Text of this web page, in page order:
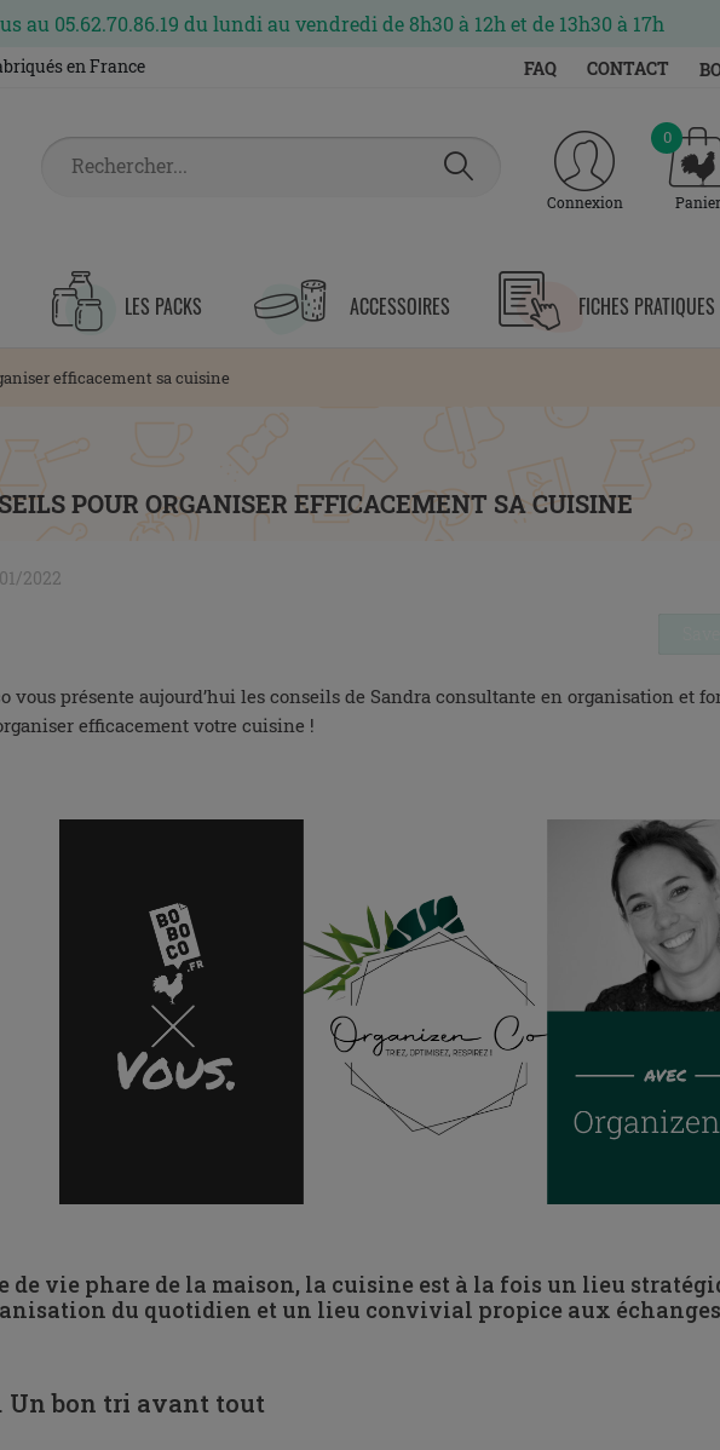
au 05.62.70.86.19 du lundi au vendredi de 8h30 à 12h et de 13h30 à 17h
en France FAQ CONTACT
Connexion Panier
0
LES PACKS ACCESSOIRES FICHES PRATIQUES
efficacement sa cuisine
POUR ORGANISER EFFICACEMENT SA CUISINE
2022
vous présente aujourd’hui les conseils de Sandra consultante en organisation et
efficacement votre cuisine !
de vie phare de la maison, la cuisine est à la fois un lieu
du quotidien et un lieu convivial propice aux
Un bon tri avant tout